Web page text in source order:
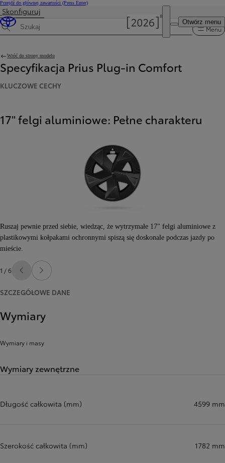
Przejdź do głównej zawartości (Press Enter)
Otwórz menu
Skonfiguruj
Wyszukaj dane techniczne Menu
Wróć do strony modelu
Specyfikacja Prius Plug-in Comfort
KLUCZOWE CECHY
17" felgi aluminiowe: Pełne charakteru
Ruszaj pewnie przed siebie, wiedząc, że wytrzymałe 17" felgi aluminiowe z
plastikowymi kołpakami ochronnymi spiszą się doskonale podczas jazdy po
mieście.
1 / 6 PoprzedniNastępny
SZCZEGÓŁOWE DANE
Wymiary
Wymiary i masy
Wymiary zewnętrzne
Długość całkowita (mm) 4599 mm
Szerokość całkowita (mm) 1782 mm